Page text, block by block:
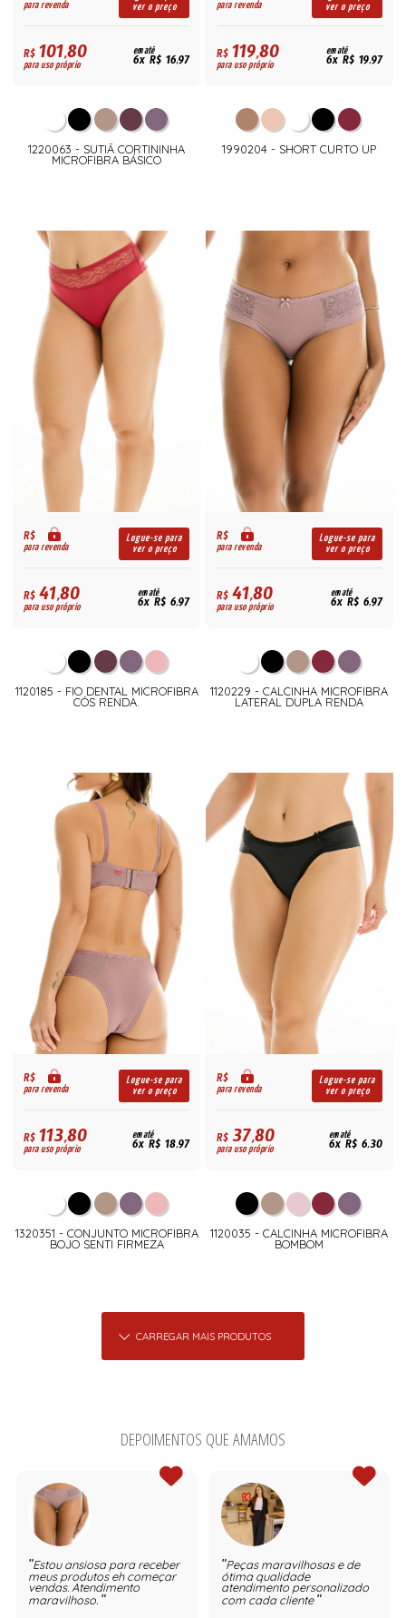
para revenda
ver o preço
R$101,80
para uso próprio
em até
6x R$ 16,97
1220063 - SUTIÃ CORTININHA
MICROFIBRA BÁSICO
para revenda
ver o preço
R$119,80
para uso próprio
em até
6x R$ 19,97
1990204 - SHORT CURTO UP
R$
para revenda
Logue-se para
ver o preço
R$41,80
para uso próprio
em até
6x R$ 6,97
1120185 - FIO DENTAL MICROFIBRA
CÓS RENDA.
R$
para revenda
Logue-se para
ver o preço
R$41,80
para uso próprio
em até
6x R$ 6,97
1120229 - CALCINHA MICROFIBRA
LATERAL DUPLA RENDA
R$
para revenda
Logue-se para
ver o preço
R$113,80
para uso próprio
em até
6x R$ 18,97
1320351 - CONJUNTO MICROFIBRA
BOJO SENTI FIRMEZA
R$
para revenda
Logue-se para
ver o preço
R$37,80
para uso próprio
em até
6x R$ 6,30
1120035 - CALCINHA MICROFIBRA
BOMBOM
CARREGAR MAIS PRODUTOS
DEPOIMENTOS QUE AMAMOS
Estou ansiosa para receber
meus produtos eh começar
vendas. Atendimento
maravilhoso.
Peças maravilhosas e de
ótima qualidade
atendimento personalizado
com cada cliente